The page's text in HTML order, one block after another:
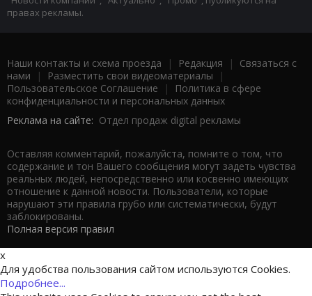
правах рекламы.
Наши контакты и схема проезда | Редакция | Связаться с
нами | Разместить свои видеоматериалы |
Пользовательское Соглашение |
Политика в сфере
конфиденциальности и персональных данных
Реклама на сайте: Отдел продаж digital рекламы
Оставляя комментарий, пожалуйста, помните о том, что
содержание и тон Вашего сообщения могут задеть чувства
реальных людей, непосредственно или косвенно имеющих
отношение к данной новости. Пользователи, которые
нарушают эти правила грубо или систематически, будут
заблокированы.
Полная версия правил
x
Для удобства пользования сайтом используются Cookies.
Подробнее...